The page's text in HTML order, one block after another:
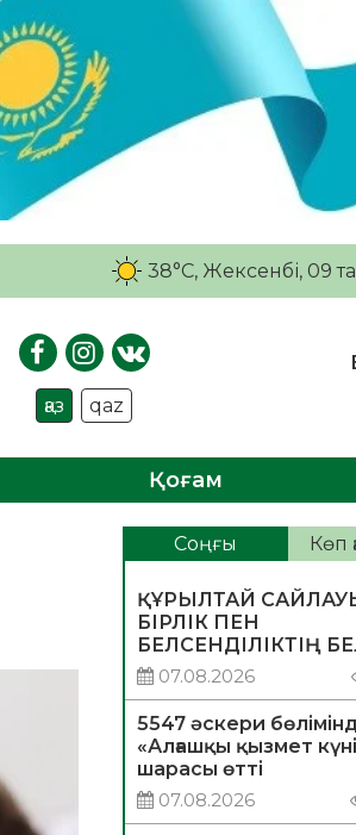
38°C, Жексенбі, 09
қаз qaz
Қоғам
Соңғы Көп
ҚҰРЫЛТАЙ
БІРЛІК ПЕН
БЕЛСЕНДІЛІКТІҢ
07.08.2026
5547 әскери
«Алғашқы қызмет
шарасы өтті
07.08.2026